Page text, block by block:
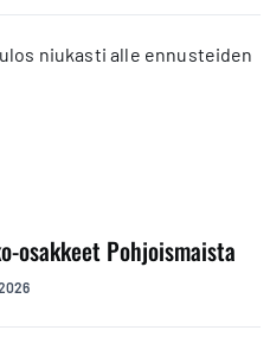
niukasti alle ennusteiden
osakkeet Pohjoismaista